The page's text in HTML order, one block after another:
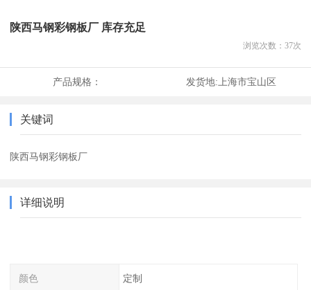
陕西马钢彩钢板厂 库存充足
浏览次数： 37次
产品规格： 发货地: 上海市宝山区
关键词
陕西马钢彩钢板厂
详细说明
颜色 定制